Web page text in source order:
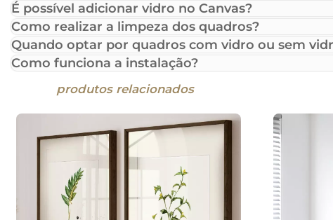
É possível adicionar vidro no Canvas?
Como realizar a limpeza dos quadros?
Quando optar por quadros com vidro ou sem
Como funciona a instalação?
produtos relacionados